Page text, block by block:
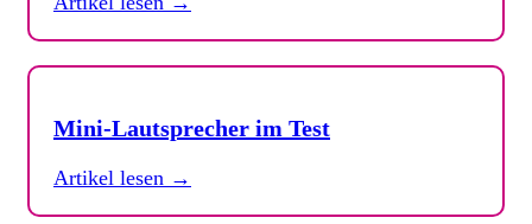
Mini-Lautsprecher im Test
Artikel lesen →